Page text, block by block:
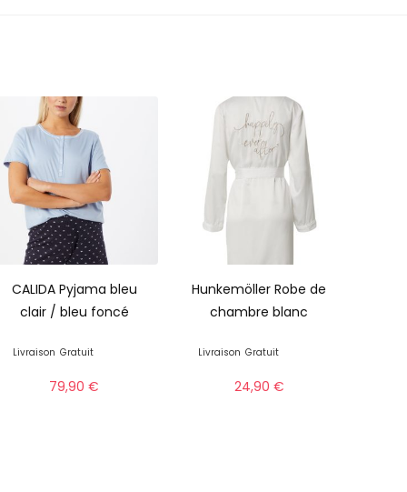
CALIDA Pyjama bleu
clair / bleu foncé
Livraison Gratuit
79,90€
Hunkemöller Robe de
chambre blanc
Livraison Gratuit
24,90 €